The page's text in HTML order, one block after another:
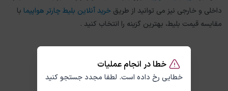
خطا در انجام عملیات
خطایی رخ داده است. لطفا مجدد جستجو کنید
داخلی و خارجی نیز می توانید از طریق خرید آنلاین بلیط چارتر هواپیما با
مقایسه قیمت بلیط، بهترین گزینه را انتخاب کنید .